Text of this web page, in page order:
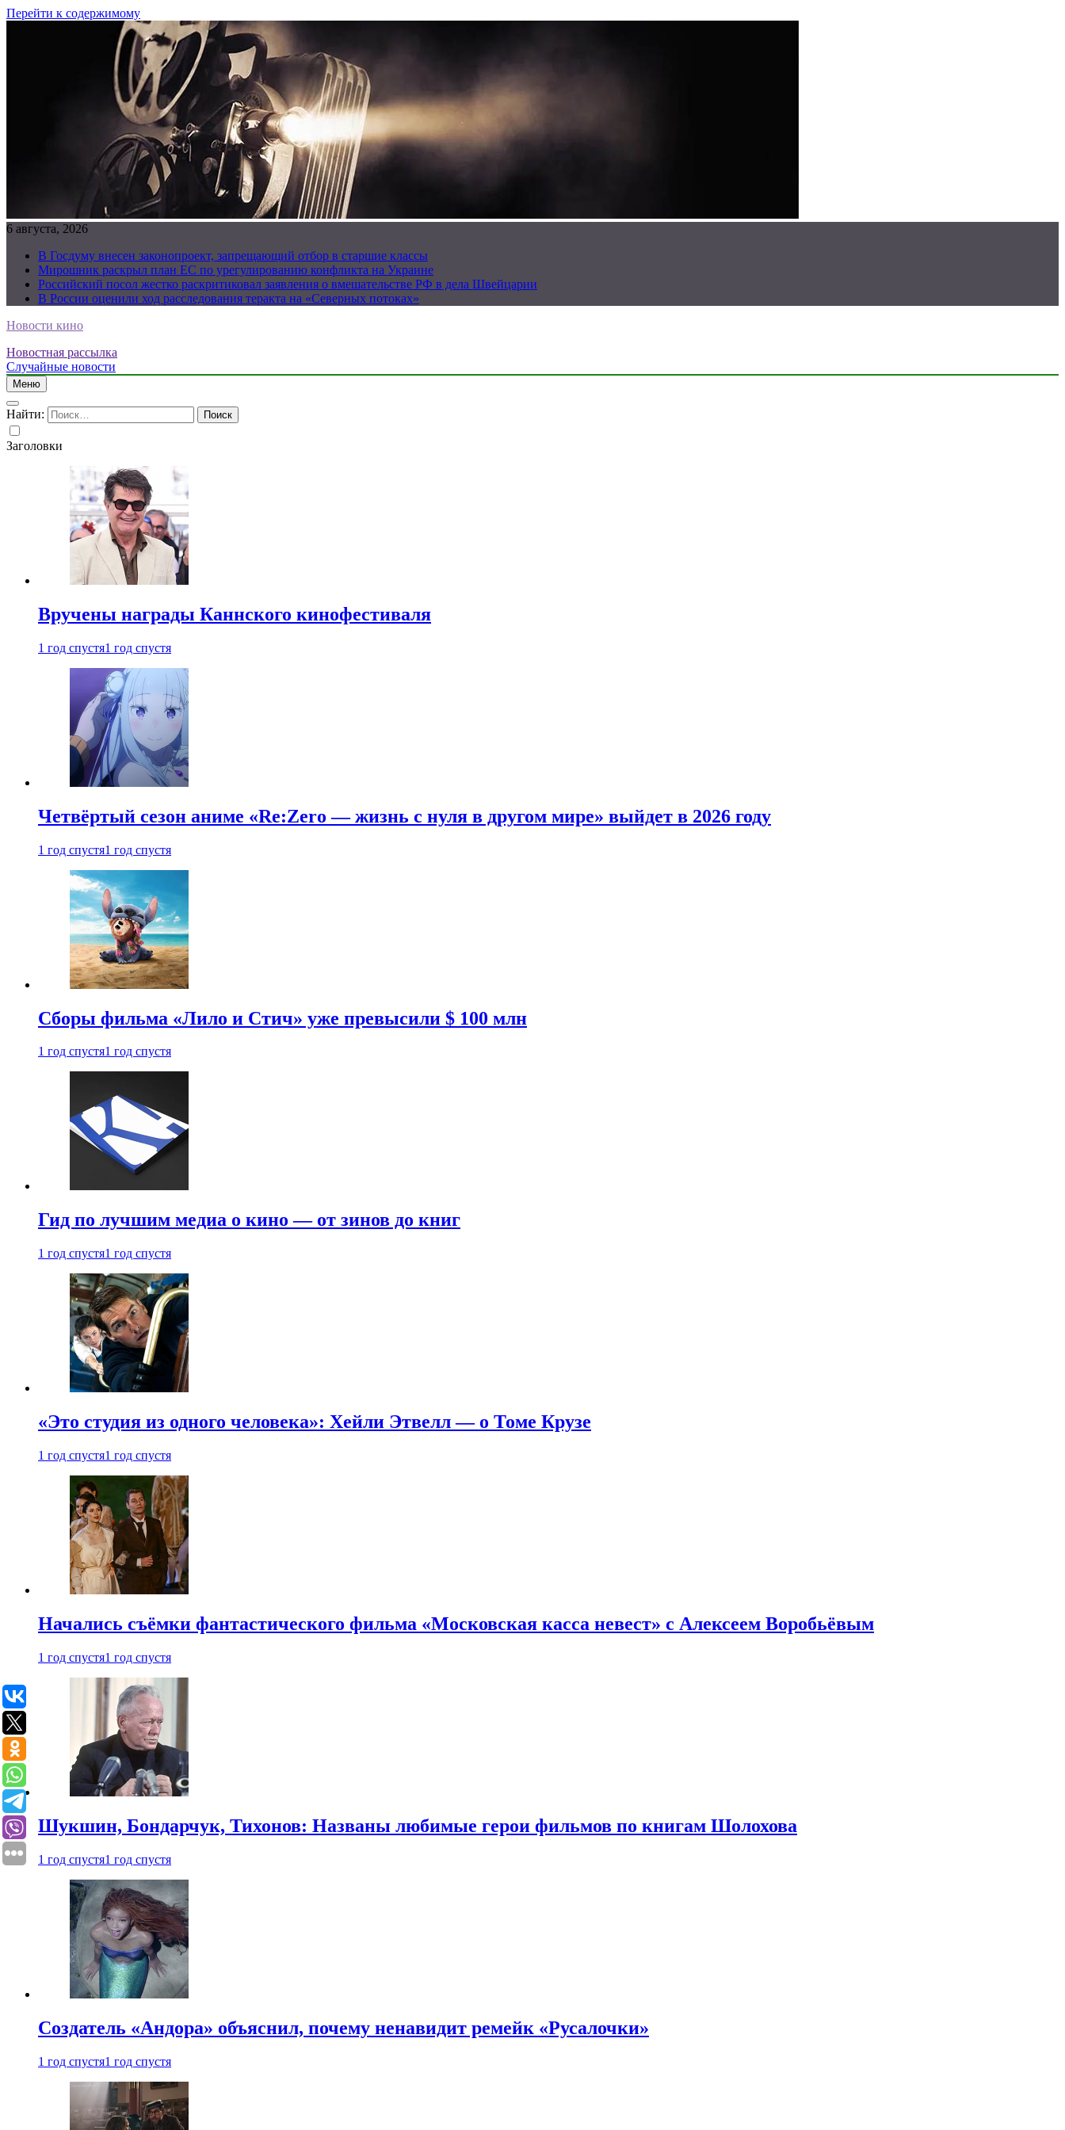
Перейти к содержимому
6 августа, 2026
В Госдуму внесен законопроект, запрещающий отбор в старшие классы
Мирошник раскрыл план ЕС по урегулированию конфликта на Украине
Российский посол жестко раскритиковал заявления о вмешательстве РФ в дела Швейцарии
В России оценили ход расследования теракта на «Северных потоках»
Новости кино
Новостная рассылка
Случайные новости
Меню
Найти:
Заголовки
Вручены награды Каннского кинофестиваля
1 год спустя1 год спустя
Четвёртый сезон аниме «Re:Zero — жизнь с нуля в другом мире» выйдет в 2026 году
1 год спустя1 год спустя
Сборы фильма «Лило и Стич» уже превысили $ 100 млн
1 год спустя1 год спустя
Гид по лучшим медиа о кино — от зинов до книг
1 год спустя1 год спустя
«Это студия из одного человека»: Хейли Этвелл — о Томе Крузе
1 год спустя1 год спустя
Начались съёмки фантастического фильма «Московская касса невест» с Алексеем Воробьёвым
1 год спустя1 год спустя
Шукшин, Бондарчук, Тихонов: Названы любимые герои фильмов по книгам Шолохова
1 год спустя1 год спустя
Создатель «Андора» объяснил, почему ненавидит ремейк «Русалочки»
1 год спустя1 год спустя